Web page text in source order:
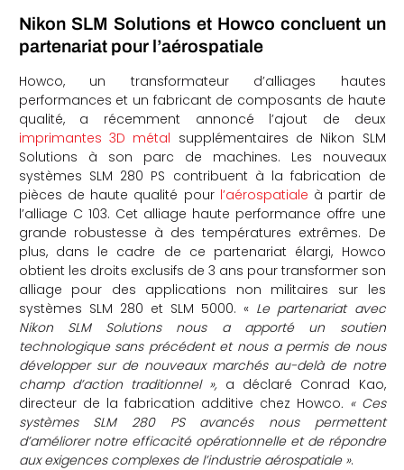
Nikon SLM Solutions et Howco concluent un
partenariat pour l’aérospatiale
Howco, un transformateur d’alliages hautes
performances et un fabricant de composants de haute
qualité, a récemment annoncé l’ajout de deux
imprimantes 3D métal supplémentaires de Nikon SLM
Solutions à son parc de machines. Les nouveaux
systèmes SLM 280 PS contribuent à la fabrication de
pièces de haute qualité pour l’aérospatiale à partir de
l’alliage C 103. Cet alliage haute performance offre une
grande robustesse à des températures extrêmes. De
plus, dans le cadre de ce partenariat élargi, Howco
obtient les droits exclusifs de 3 ans pour transformer son
alliage pour des applications non militaires sur les
systèmes SLM 280 et SLM 5000. « Le partenariat avec
Nikon SLM Solutions nous a apporté un soutien
technologique sans précédent et nous a permis de nous
développer sur de nouveaux marchés au-delà de notre
champ d’action traditionnel »,a déclaré Conrad Kao,
directeur de la fabrication additive chez Howco. « Ces
systèmes SLM 280 PS avancés nous permettent
d’améliorer notre efficacité opérationnelle et de répondre
aux exigences complexes de l’industrie aérospatiale ».